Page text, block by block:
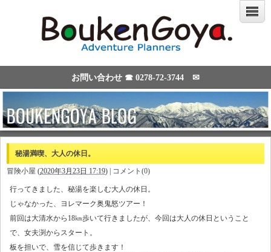
お問い合わせ ☎ 0278-72-3744 ✉
秘湯満喫、大人の休日。
冒険小屋 (2020年3月23日 17:19) | コメント(0)
行ってきました、秘湯を楽しむ大人の休日。
じゃなかった、ヨレマーク奥鬼怒ツアー！
前回は大清水から18㎞歩いて行きましたが、今回は大人の休日ということ
で、女夫渕からスタート。
板を担いで、雪を信じて歩きます！